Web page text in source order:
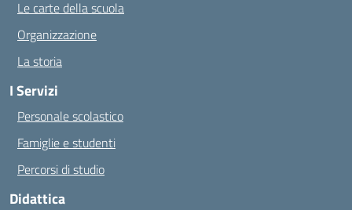
Le carte della scuola
Organizzazione
La storia
I Servizi
Personale scolastico
Famiglie e studenti
Percorsi di studio
Didattica